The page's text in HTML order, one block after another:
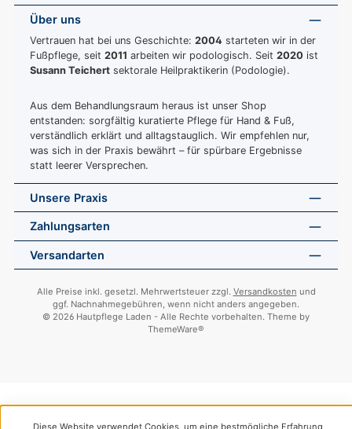
Über uns
Vertrauen hat bei uns Geschichte: 2004 starteten wir in der
Fußpflege, seit 2011 arbeiten wir podologisch. Seit 2020 ist
Susann Teichert sektorale Heilpraktikerin (Podologie).
Aus dem Behandlungsraum heraus ist unser Shop
entstanden: sorgfältig kuratierte Pflege für Hand & Fuß,
verständlich erklärt und alltagstauglich. Wir empfehlen nur,
was sich in der Praxis bewährt – für spürbare Ergebnisse
statt leerer Versprechen.
Unsere Praxis
Zahlungsarten
Versandarten
Alle Preise inkl. gesetzl. Mehrwertsteuer zzgl. Versandkosten und
ggf. Nachnahmegebühren, wenn nicht anders angegeben.
© 2026 Hautpflege Laden - Alle Rechte vorbehalten. Theme by
ThemeWare®
Diese Website verwendet Cookies, um eine bestmögliche Erfahrung